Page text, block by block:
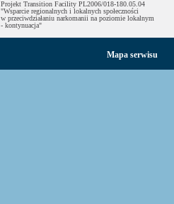
Projekt Transition Facility PL2006/018-180.05.04
"Wsparcie regionalnych i lokalnych społeczności
w przeciwdziałaniu narkomanii na poziomie lokalnym
- kontynuacja"
Mapa serwisu